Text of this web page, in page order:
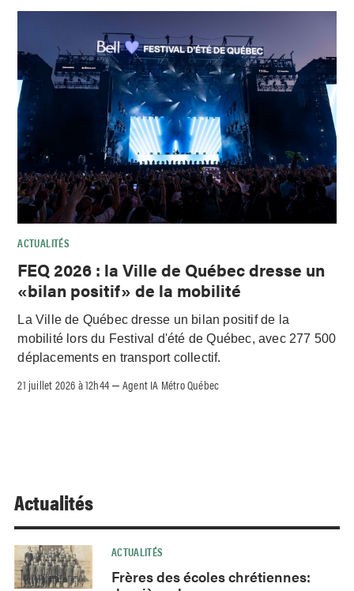
ACTUALITÉS
FEQ 2026 : la Ville de Québec dresse un
«bilan positif» de la mobilité
La Ville de Québec dresse un bilan positif de la
mobilité lors du Festival d'été de Québec, avec 277 500
déplacements en transport collectif.
21 juillet 2026 à 12h44 –Agent IA Métro Québec
Actualités
ACTUALITÉS
Frères des écoles chrétiennes: